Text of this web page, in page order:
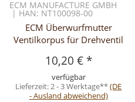
ECM MANUFACTURE GMBH
| HAN: NT100098-00
ECM Überwurfmutter
Ventilkorpus für Drehventil
10,20 € *
verfügbar
Lieferzeit:2 - 3 Werktage**(DE
- Ausland abweichend)